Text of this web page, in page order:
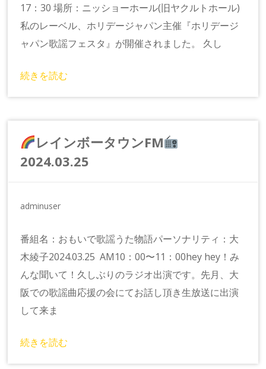
17：30 場所：ニッショーホール(旧ヤクルトホール)
私のレーベル、ホリデージャパン主催『ホリデージ
ャパン歌謡フェスタ』が開催されました。 久し
続きを読む
レインボータウンFM
2024.03.25
adminuser
番組名：おもいで歌謡うた物語パーソナリティ：大
木綾子2024.03.25 AM10：00〜11：00hey hey！み
んな聞いて！久しぶりのラジオ出演です。先月、大
阪での歌謡曲応援の会にてお話し頂き生放送に出演
して来ま
続きを読む